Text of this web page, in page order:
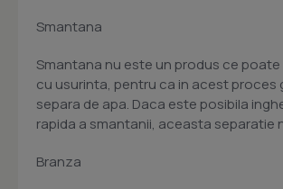
Smantana
Smantana nu este un produs ce
cu usurinta, pentru ca in acest proces
separa de apa. Daca este posibila
rapida a smantanii, aceasta separatie
Branza